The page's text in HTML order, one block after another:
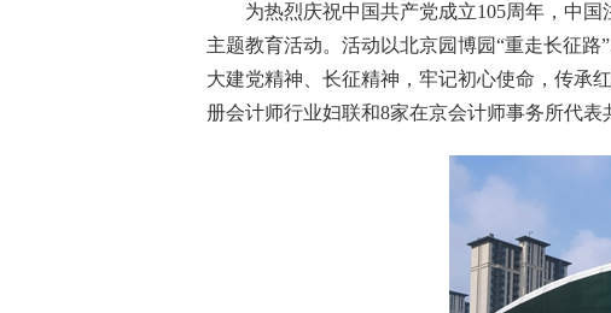
为热烈庆祝中国共产党成立105周年， 中国
主题教育活动。活动以北京园博园“重走长征路
大建党精神
长征精神 ， 牢记初心使命， 传承
册会计师行业妇联和8家在京会计师事务所代表